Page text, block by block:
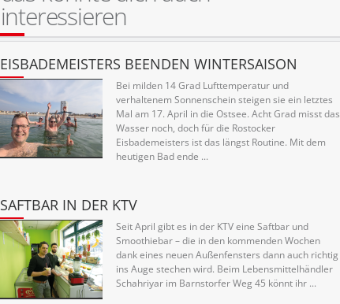
interessieren
EISBADEMEISTERS BEENDEN WINTERSAISON
Bei milden 14 Grad Lufttemperatur und
verhaltenem Sonnenschein steigen sie ein letztes
Mal am 17. April in die Ostsee. Acht Grad misst das
Wasser noch, doch für die Rostocker
Eisbademeisters ist das längst Routine. Mit dem
heutigen Bad ende ...
SAFTBAR IN DER KTV
Seit April gibt es in der KTV eine Saftbar und
Smoothiebar – die in den kommenden Wochen
dank eines neuen Außenfensters dann auch richtig
ins Auge stechen wird. Beim Lebensmittelhändler
Schahriyar im Barnstorfer Weg 45 könnt ihr ...